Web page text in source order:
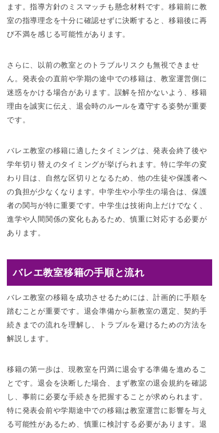
ます。指導方針のミスマッチも懸念材料です。移籍前に教
室の指導理念を十分に確認せずに決断すると、移籍後に再
び不満を感じる可能性があります。
さらに、以前の教室とのトラブルリスクも無視できませ
ん。発表会の直前や学期の途中での移籍は、教室運営側に
迷惑をかける場合があります。誤解を招かないよう、移籍
理由を誠実に伝え、退会時のルールを遵守する姿勢が重要
です。
バレエ教室の移籍に適したタイミングは、発表会終了後や
学年切り替えのタイミングが挙げられます。特に学年の変
わり目は、自然な区切りとなるため、他の生徒や保護者へ
の負担が少なくなります。中学生や小学生の場合は、保護
者の関与が特に重要です。中学生は技術向上だけでなく、
進学や人間関係の変化もあるため、慎重に対応する必要が
あります。
バレエ教室移籍の手順と流れ
バレエ教室の移籍を成功させるためには、計画的に手順を
踏むことが重要です。退会準備から新教室の選定、契約手
続きまでの流れを理解し、トラブルを避けるための方法を
解説します。
移籍の第一歩は、現教室を円満に退会する準備を進めるこ
とです。退会を決断した場合、まず教室の退会規約を確認
し、事前に必要な手続きを把握することが求められます。
特に発表会前や学期途中での移籍は教室運営に影響を与え
る可能性があるため、慎重に検討する必要があります。退